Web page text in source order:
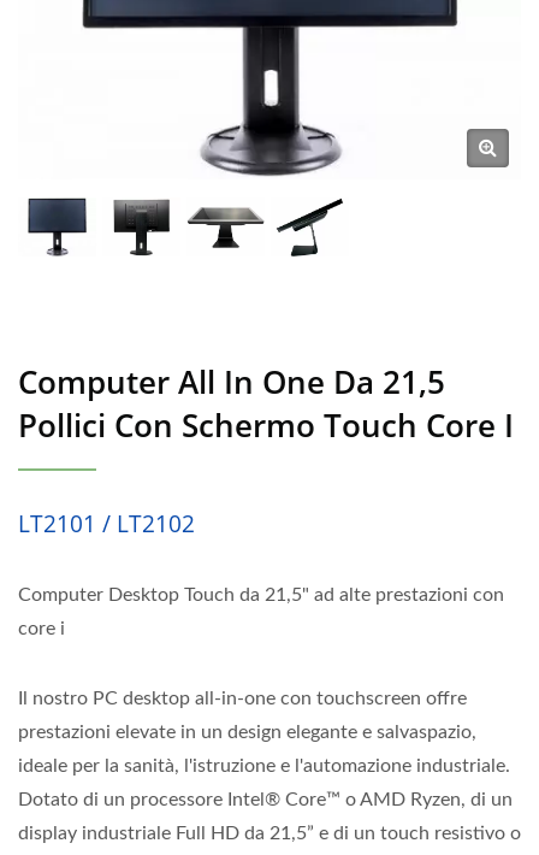
Computer All In One Da 21,5
Pollici Con Schermo Touch Core I
LT2101 / LT2102
Computer Desktop Touch da 21,5" ad alte prestazioni con
core i
Il nostro PC desktop all-in-one con touchscreen offre
prestazioni elevate in un design elegante e salvaspazio,
ideale per la sanità, l'istruzione e l'automazione industriale.
Dotato di un processore Intel® Core™ o AMD Ryzen, di un
display industriale Full HD da 21,5” e di un touch resistivo o